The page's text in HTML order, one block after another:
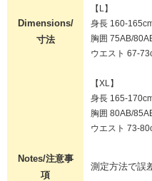
Dimensions/
寸法
【L】
身長 160-
胸囲 75AB/
ウエスト 67-
【XL】
身長 165-
胸囲 80AB/
ウエスト 73-
Notes/注意事
項
測定方法で誤